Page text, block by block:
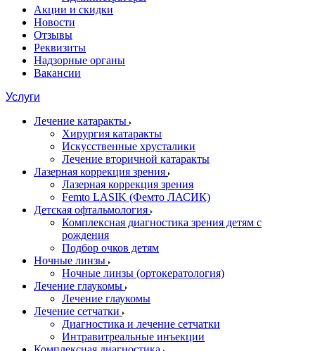
Акции и скидки
Новости
Отзывы
Реквизиты
Надзорные органы
Вакансии
Услуги
Лечение катаракты
Хирургия катаракты
Искусственные хрусталики
Лечение вторичной катаракты
Лазерная коррекция зрения
Лазерная коррекция зрения
Femto LASIK (Фемто ЛАСИК)
Детская офтальмология
Комплексная диагностика зрения детям c
рождения
Подбор очков детям
Ночные линзы
Ночные линзы (ортокератология)
Лечение глаукомы
Лечение глаукомы
Лечение сетчатки
Диагностика и лечение сетчатки
Интравитреальные инъекции